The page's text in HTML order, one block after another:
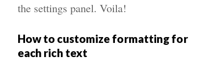
the settings panel. Voila!
How to customize formatting for
each rich text